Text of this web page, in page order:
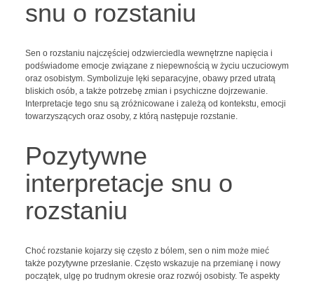
snu o rozstaniu
Sen o rozstaniu najczęściej odzwierciedla wewnętrzne napięcia i
podświadome emocje związane z niepewnością w życiu uczuciowym
oraz osobistym. Symbolizuje lęki separacyjne, obawy przed utratą
bliskich osób, a także potrzebę zmian i psychiczne dojrzewanie.
Interpretacje tego snu są zróżnicowane i zależą od kontekstu, emocji
towarzyszących oraz osoby, z którą następuje rozstanie.
Pozytywne
interpretacje snu o
rozstaniu
Choć rozstanie kojarzy się często z bólem, sen o nim może mieć
także pozytywne przesłanie. Często wskazuje na przemianę i nowy
początek, ulgę po trudnym okresie oraz rozwój osobisty. Te aspekty